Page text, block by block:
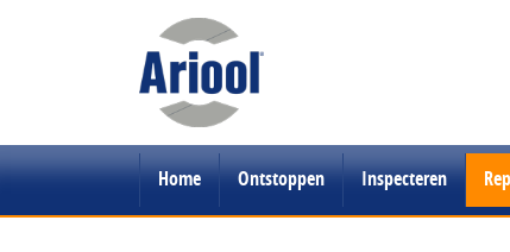
Home Ontstoppen Inspecteren